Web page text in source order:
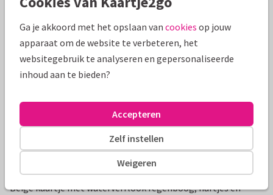
Mooie extra's bij je kaart
Beige kaartje met waterverflook regenboog, hartjes en
Ga je akkoord met het opslaan van cookies op jouw
apparaat om de website te verbeteren, het
websitegebruik te analyseren en gepersonaliseerde
inhoud aan te bieden?
Weigeren
Zelf instellen
Accepteren